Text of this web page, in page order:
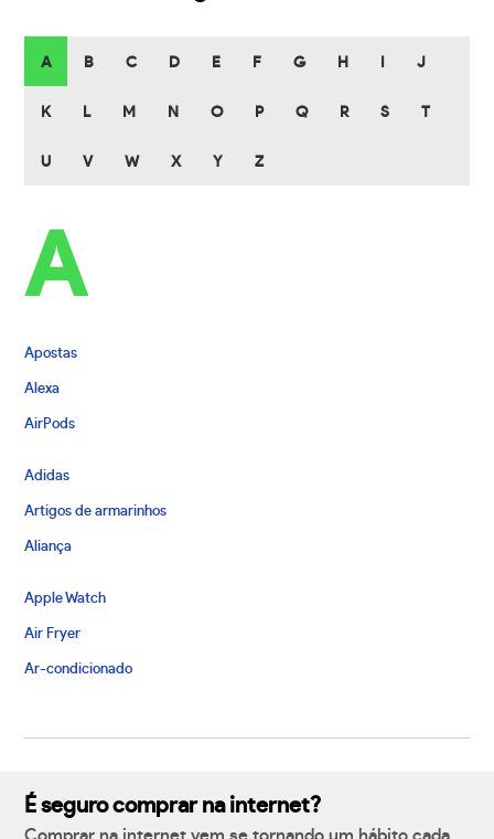
A B C D E F G H J
K L M N O P Q R S T
U V W X Y Z
A
Apostas
Alexa
AirPods
Adidas
Artigos de armarinhos
Aliança
Apple Watch
Air Fryer
Ar-condicionado
É seguro comprar na internet?